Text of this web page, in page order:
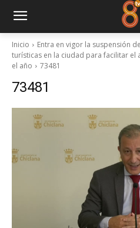
Inicio
Entra en vigor la suspensión
turísticas en la ciudad para facilitar el
el año
73481
73481